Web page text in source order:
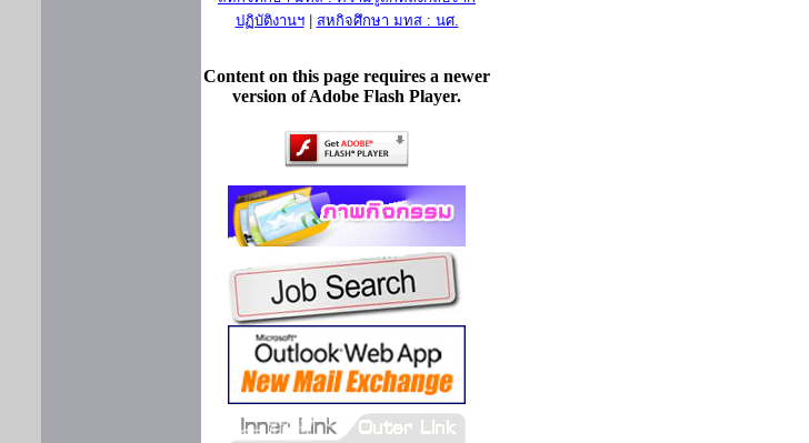
ปฏิบัติงานฯ| สหกิจศึกษา มทส : นศ.
Content on this page requires a newer
version of Adobe Flash Player.